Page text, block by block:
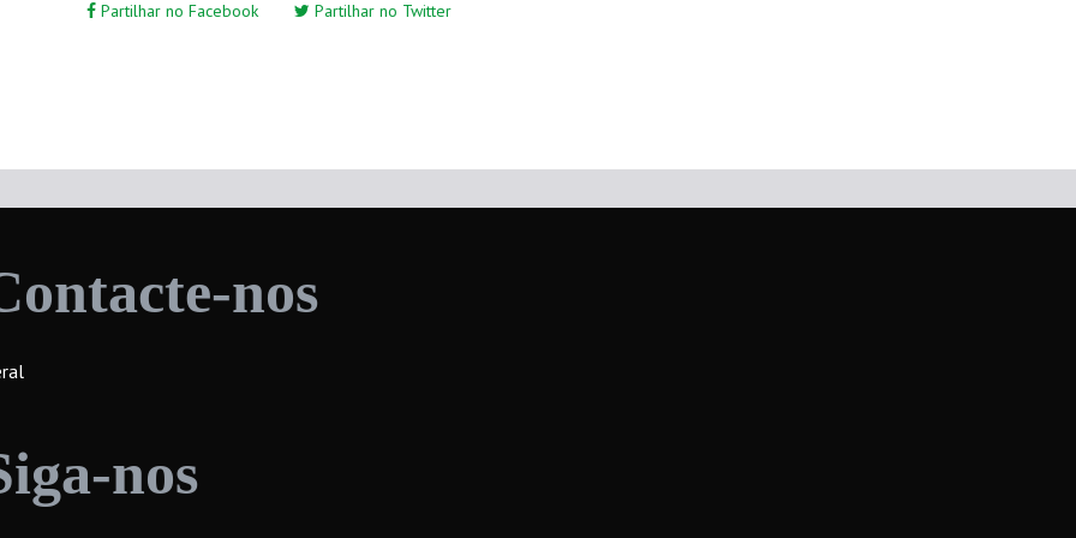
Partilhar no Facebook Partilhar no Twitter
nos
nos